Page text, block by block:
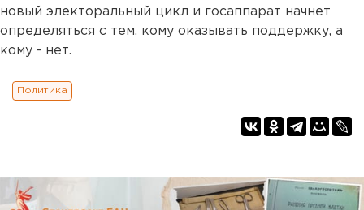
новый электоральный цикл и госаппарат начнет
определяться с тем, кому оказывать поддержку, а
кому - нет.
Политика